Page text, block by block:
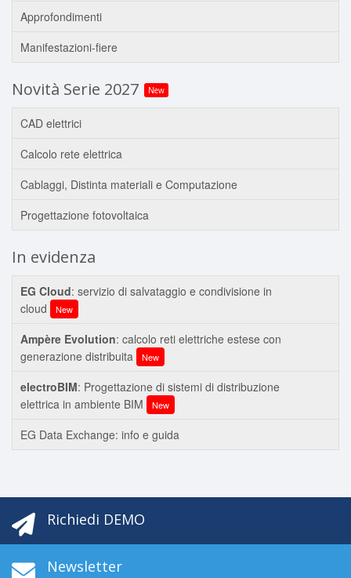
Approfondimenti
Manifestazioni-fiere
Novità Serie 2027 New
CAD elettrici
Calcolo rete elettrica
Cablaggi, Distinta materiali e Computazione
Progettazione fotovoltaica
In evidenza
EG Cloud: servizio di salvataggio e condivisione in
cloud
New
Ampère Evolution: calcolo reti elettriche estese con
generazione distribuita
New
electroBIM: Progettazione di sistemi di distribuzione
elettrica in ambiente BIM
New
EG Data Exchange: info e guida
Richiedi DEMO
Newsletter